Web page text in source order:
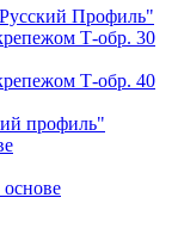
Профиль"
Т-обр. 30
Т-обр. 40
профиль"